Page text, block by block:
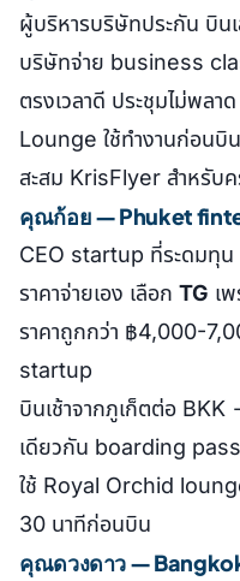
ผู้บริหารบริษัทประกัน บิน
บริษัทจ่าย business
ตรงเวลาดี ประชุมไม่พลาด
Lounge ใช้ทำงานก่อนบิ
สะสม KrisFlyer สำหรับ
คุณก้อย — Phuket
CEO startup ที่ระดมทุน
ราคาจ่ายเอง เลือก TG เพ
ราคาถูกกว่า ฿4,000-
startup
บินเช้าจากภูเก็ตต่อ BKK
เดียวกัน boarding
ใช้ Royal Orchid
30 นาทีก่อนบิน
คุณดวงดาว —